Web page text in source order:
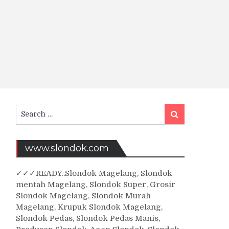
Search
for:
Search
www.slondok.com
✓ ✓✓READY..Slondok Magelang, Slondok
mentah Magelang, Slondok Super, Grosir
Slondok Magelang, Slondok Murah
Magelang, Krupuk Slondok Magelang,
Slondok Pedas, Slondok Pedas Manis,